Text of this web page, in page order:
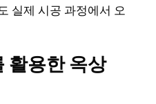
실제 시공 과정에서 오
활용한 옥상